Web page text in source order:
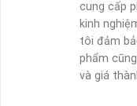
cung cấp
kinh
tôi đảm
phẩm
và giá